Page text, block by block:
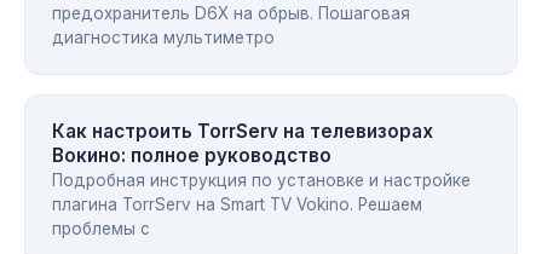
предохранитель D6X на обрыв. Пошаговая
диагностика мультиметро
Как настроить TorrServ на телевизорах
Вокино: полное руководство
Подробная инструкция по установке и настройке
плагина TorrServ на Smart TV Vokino. Решаем
проблемы с